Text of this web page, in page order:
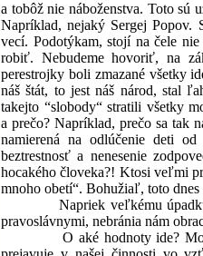
a tobôž nie náboženstva. Toto sú
Napríklad, nejaký Sergej Popov.
vecí. Podotýkam, stojí na čele
robiť. Nebudeme hovoriť, na
perestrojky boli zmazané všetky
náš štát, to jest náš národ, stal
takejto “slobody“ stratili všetky
a prečo? Napríklad, prečo sa tak
namierená na odlúčenie deti
beztrestnosť a nenesenie
hocakého človeka?! Ktosi veľmi
mnoho obetí“. Bohužiaľ, toto
Napriek veľkému
pravoslávnymi, nebránia nám
O aké hodnoty ide?